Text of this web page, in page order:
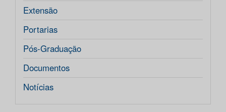
Extensão
Portarias
Pós-Graduação
Documentos
Notícias